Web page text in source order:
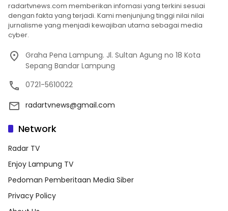
radartvnews.com memberikan infomasi yang terkini sesuai
dengan fakta yang terjadi. Kami menjunjung tinggi nilai nilai
jurnalisme yang menjadi kewajiban utama sebagai media
cyber.
Graha Pena Lampung. Jl. Sultan Agung no 18 Kota
Sepang Bandar Lampung
0721-5610022
radartvnews@gmail.com
Network
Radar TV
Enjoy Lampung TV
Pedoman Pemberitaan Media Siber
Privacy Policy